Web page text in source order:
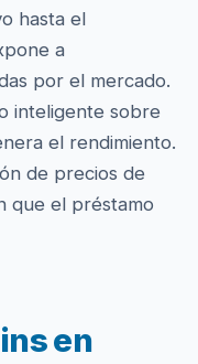
hasta el
a
por el mercado.
inteligente sobre
el rendimiento.
de precios de
que el préstamo
en